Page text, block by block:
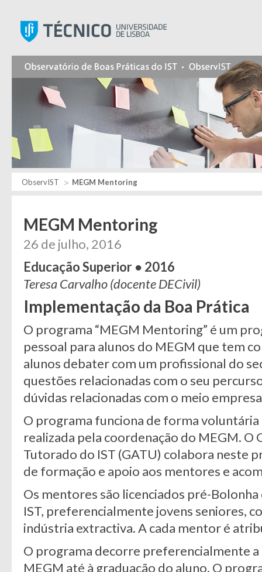
ObservIST MEGM Mentoring
MEGM Mentoring
26 de julho, 2016
Educação Superior ● 2016
Teresa Carvalho (docente DECivil)
Implementação da Boa Prática
O programa “MEGM Mentoring” é um
pessoal para alunos do MEGM que tem
alunos debater com um profissional do
questões relacionadas com o seu
dúvidas relacionadas com o meio
O programa funciona de forma voluntária
realizada pela coordenação do MEGM. O
Tutorado do IST (GATU) colabora neste
de formação e apoio aos mentores e
Os mentores são licenciados pré-
IST, preferencialmente jovens seniores,
indústria extractiva. A cada mentor é
O programa decorre preferencialmente
MEGM até à graduação do aluno. O